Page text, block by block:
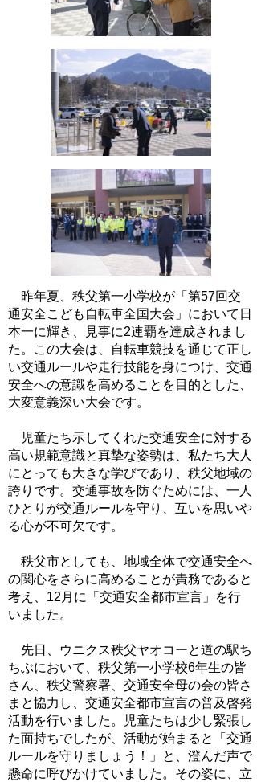
昨年夏、秩父第一小学校が「第57回交
通安全こども自転車全国大会」において日
本一に輝き、見事に2連覇を達成されまし
た。この大会は、自転車競技を通じて正し
い交通ルールや走行技能を身につけ、交通
安全への意識を高めることを目的とした、
大変意義深い大会です。
児童たち示してくれた交通安全に対する
高い規範意識と真摯な姿勢は、私たち大人
にとっても大きな学びであり、秩父地域の
誇りです。交通事故を防ぐためには、一人
ひとりが交通ルールを守り、互いを思いや
る心が不可欠です。
秩父市としても、地域全体で交通安全へ
の関心をさらに高めることが責務であると
考え、12月に「交通安全都市宣言」を行
いました。
先日、ウニクス秩父ヤオコーと道の駅ち
ちぶにおいて、秩父第一小学校6年生の皆
さん、秩父警察署、交通安全母の会の皆さ
まと協力し、交通安全都市宣言の普及啓発
活動を行いました。児童たちは少し緊張し
た面持ちでしたが、活動が始まると「交通
ルールを守りましょう！」と、澄んだ声で
懸命に呼びかけていました。その姿に、立